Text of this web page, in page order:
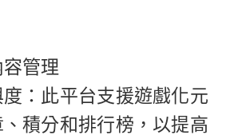
管理
：此平台支援遊戲化元
積分和排行榜，以提高